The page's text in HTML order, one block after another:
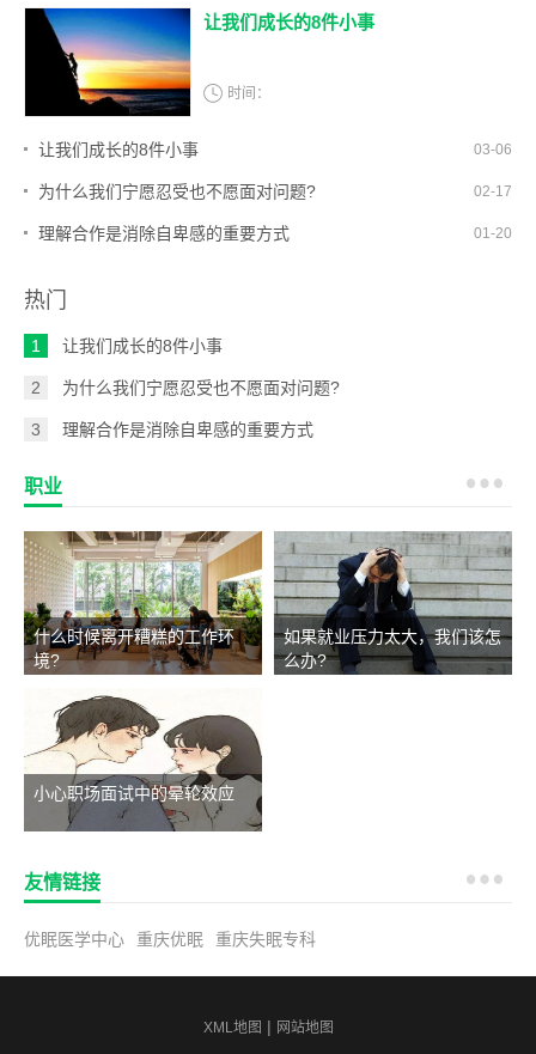
让我们成长的8件小事
时间：
让我们成长的8件小事 03-06
为什么我们宁愿忍受也不愿面对问题? 02-17
理解合作是消除自卑感的重要方式 01-20
热门
1 让我们成长的8件小事
2 为什么我们宁愿忍受也不愿面对问题?
3 理解合作是消除自卑感的重要方式
职业
什么时候离开糟糕的工作环
境?
如果就业压力太大，我们该怎
么办?
小心职场面试中的晕轮效应
友情链接
优眠医学中心 重庆优眠 重庆失眠专科
XML地图 | 网站地图